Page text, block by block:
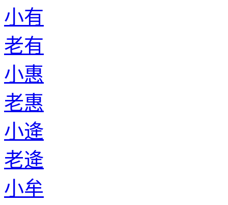
小有
老有
小惠
老惠
小逄
老逄
小牟